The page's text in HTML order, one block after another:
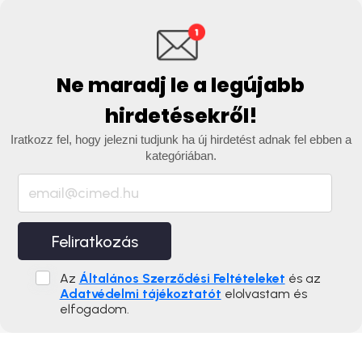
Ne maradj le a legújabb
hirdetésekről!
Iratkozz fel, hogy jelezni tudjunk ha új hirdetést adnak fel ebben a
kategóriában.
Feliratkozás
Az Általános Szerződési Feltételeket és az
Adatvédelmi tájékoztatót elolvastam és
elfogadom.